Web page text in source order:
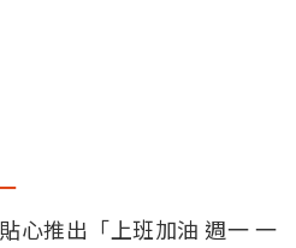
心推出「上班加油 週一 一